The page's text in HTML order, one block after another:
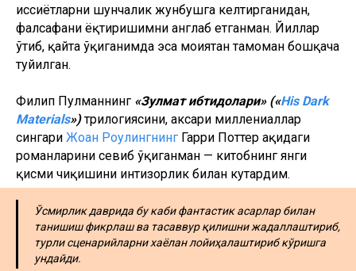
ҳиссиётларни шунчалик жунбушга келтирганидан,
фалсафани ёқтиришимни англаб етганман. Йиллар
ўтиб, қайта ўқиганимда эса моҳиятан тамоман бошқача
туйилган.
Филип Пулманнинг «Зулмат ибтидолари» («His Dark
Маterials»)трилогиясини, аксари миллениаллар
сингари Жоан Роулингнинг Гарри Поттер ҳақидаги
романларини севиб ўқиганман — китобнинг янги
қисми чиқишини интизорлик билан кутардим.
Ўсмирлик даврида бу каби фантастик асарлар билан
танишиш фикрлаш ва тасаввур қилишни жадаллаштириб,
турли сценарийларни хаёлан лойиҳалаштириб кўришга
ундайди.